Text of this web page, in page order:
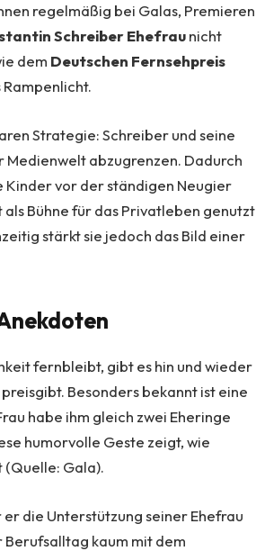
regelmäßig bei Galas, Premieren
Schreiber Ehefraunicht
dem Deutschen Fernsehpreis
Strategie: Schreiber und seine
abzugrenzen. Dadurch
Kinder vor der ständigen Neugier
Bühne für das Privatleben genutzt
stärkt sie jedoch das Bild einer
fernbleibt, gibt es hin und wieder
Besonders bekannt ist eine
habe ihm gleich zwei Eheringe
humorvolle Geste zeigt, wie
(Quelle: Gala).
die Unterstützung seiner Ehefrau
Berufsalltag kaum mit dem